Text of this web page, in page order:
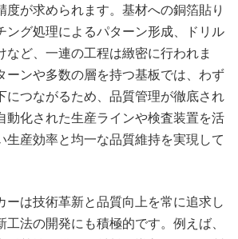
度が求められます。基材への銅箔貼り
ング処理によるパターン形成、ドリル
など、一連の工程は緻密に行われま
ーンや多数の層を持つ基板では、わず
につながるため、品質管理が徹底され
動化された生産ラインや検査装置を活
生産効率と均一な品質維持を実現して
ーは技術革新と品質向上を常に追求し
法の開発にも積極的です。例えば、